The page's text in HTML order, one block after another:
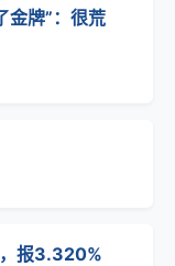
金牌”：很荒
报3.320%